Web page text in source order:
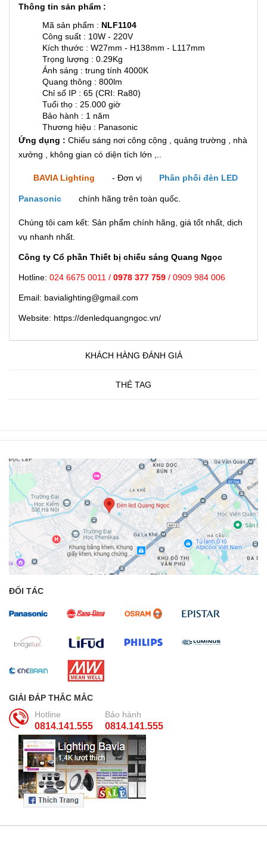
Thông tin sản phẩm :
Mã sản phẩm : NLF1104
Công suất : 10W - 220V
Kích thước : W27mm - H138mm - L117mm
Trọng lượng : 0.29Kg
Ánh sáng : trung tính 4000K
Quang thông : 800lm
Chỉ số IP : 65 (CRI: Ra80)
Tuổi thọ : 25.000 giờ
Bảo hành : 1 năm
Thương hiệu : Panasonic
Ứng dụng : Chiếu sáng nơi công cộng , quảng trường , nhà
xưởng , không gian có diện tích lớn ,..
BAVIA Lighting - Đơn vị Phân phối đèn LED
Panasonic chính hãng trên toàn quốc.
Chúng tôi cam kết: Sản phẩm chính hãng, giá tốt nhất, dịch
vụ nhanh nhất.
Công ty Cổ phần Thiết bị chiếu sáng Quang Ngọc
Hotline: 024 6675 0011 / 0978 377 759 / 0909 984 006
Email: bavialighting@gmail.com
Website: https://denledquangngoc.vn/
KHÁCH HÀNG ĐÁNH GIÁ
THẺ TAG
ĐỐI TÁC
GIẢI ĐÁP THẮC MẮC
Hotline
0814.141.555
Bảo hành
0814.141.555